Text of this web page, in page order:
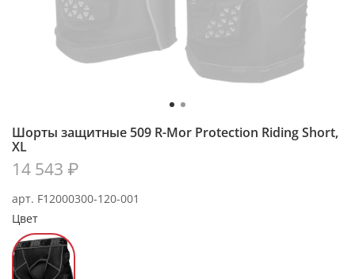
арт. F12000300-120-001
Шорты защитные 509 R-Mor Protection Riding Short,
XL
14 543 ₽
Цвет